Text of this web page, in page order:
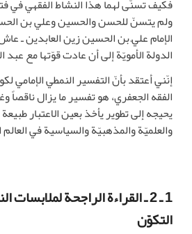
فكيف تسنّى لهما هذا النشاط الفقهي في
ولم يتسنّ للحسن والحسين وعلي بن
الإمام عليّ بن الحسين زين العابدين ـ
الدولة الأمويّة إلى أن عادت قوّتها مع
إنّني أعتقد بأنّ التفسير النمطي الإمامي
الفقه الجعفري، هو تفسير ما يزال ناقصاً
يحيجه إلى تطوير يأخذ بعين الاعتبار
والعلميّة والمذهبيّة والسياسية في
1 ـ 2 ـ القراءة الراجحة
التكوّن